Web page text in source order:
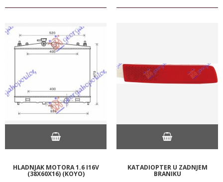
HLADNJAK MOTORA 1.6 I16V
(38X60X16) (KOYO)
KATADIOPTER U ZADNJEM
BRANIKU